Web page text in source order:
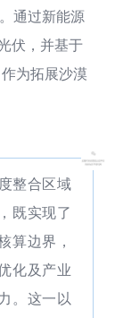
。通过新能源
伏，并基于
为拓展沙漠
整合区域
既实现了
算边界，
化及产业
。这一以